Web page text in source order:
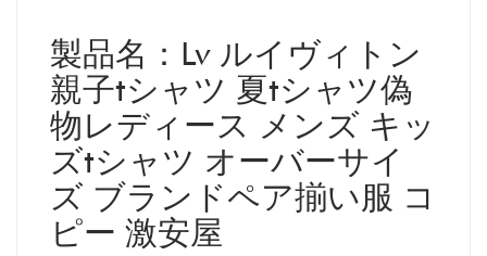
製品名：Lv ルイヴィトン
親子tシャツ 夏tシャツ偽
物レディース メンズ キッ
ズtシャツ オーバーサイ
ズ ブランドペア揃い服 コ
ピー 激安屋